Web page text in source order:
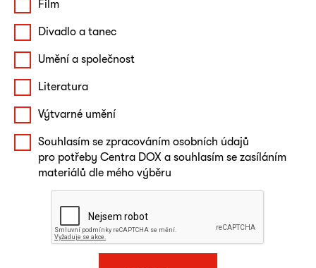
Film
Divadlo a tanec
Umění a společnost
Literatura
Výtvarné umění
Souhlasím se zpracováním osobních údajů
pro potřeby Centra DOX a souhlasím se zasíláním
materiálů dle mého výběru